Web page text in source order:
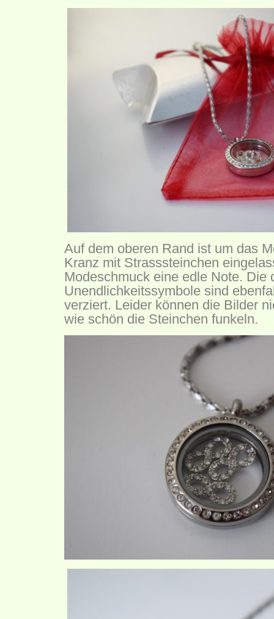
Auf dem oberen Rand ist um das
Kranz mit Strasssteinchen
Modeschmuck eine edle Note. Die
Unendlichkeitssymbole sind
verziert. Leider können die Bilder
wie schön die Steinchen funkeln.